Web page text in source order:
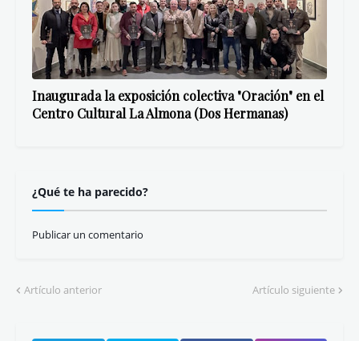
Inaugurada la exposición colectiva "Oración" en el
Centro Cultural La Almona (Dos Hermanas)
¿Qué te ha parecido?
Publicar un comentario
Artículo anterior Artículo siguiente